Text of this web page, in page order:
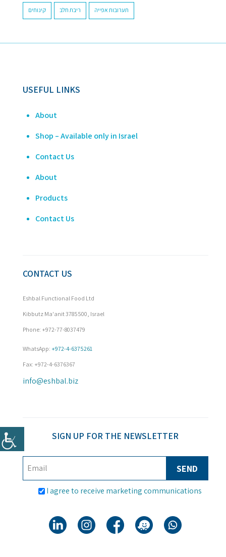
קינוחים ריבת חלב תערובות אפייה
USEFUL LINKS
About
Shop – Available only in Israel
Contact Us
About
Products
Contact Us
CONTACT US
Eshbal Functional Food Ltd
Kibbutz Ma'anit 3785500, Israel
Phone: +972-77-8037479
WhatsApp: +972-4-6375261
Fax: +972-4-6376367
info@eshbal.biz
SIGN UP FOR THE NEWSLETTER
I agree to receive marketing communications